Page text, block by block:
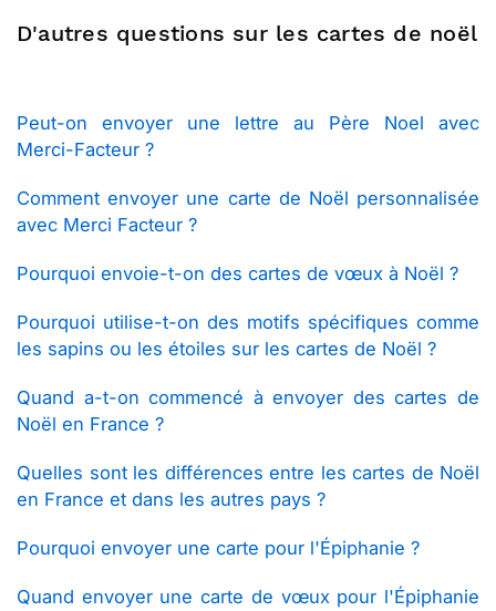
D'autres questions sur les cartes de noël
Peut-on envoyer une lettre au Père Noel avec
Merci-Facteur ?
Comment envoyer une carte de Noël personnalisée
avec Merci Facteur ?
Pourquoi envoie-t-on des cartes de vœux à Noël ?
Pourquoi utilise-t-on des motifs spécifiques comme
les sapins ou les étoiles sur les cartes de Noël ?
Quand a-t-on commencé à envoyer des cartes de
Noël en France ?
Quelles sont les différences entre les cartes de Noël
en France et dans les autres pays ?
Pourquoi envoyer une carte pour l'Épiphanie ?
Quand envoyer une carte de vœux pour l'Épiphanie